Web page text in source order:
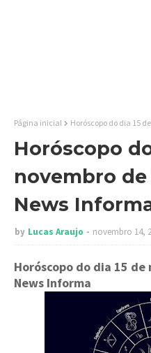
Página inicial Horóscopo do dia 15
Horóscopo
novembro de
News
by Lucas Araujo novembro 14,
Horóscopo do dia 15
News Informa